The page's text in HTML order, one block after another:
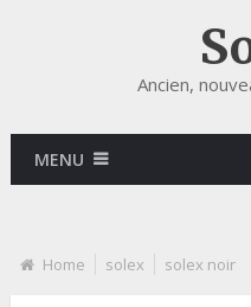
Ancien,
MENU
Home solex solex noir